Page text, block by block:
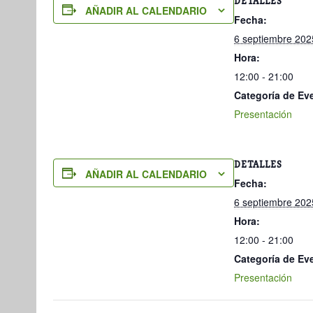
AÑADIR AL CALENDARIO
Fecha:
6 septiembre
Hora:
12:00 - 21:00
Categoría de
Presentación
AÑADIR AL CALENDARIO
DETALLES
Fecha:
6 septiembre
Hora:
12:00 - 21:00
Categoría de
Presentación